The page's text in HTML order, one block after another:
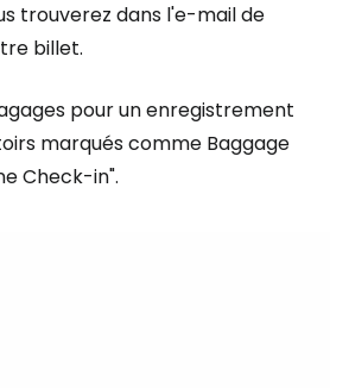
trouverez dans l'e-mail de
billet.
pour un enregistrement
marqués comme Baggage
Check-in".